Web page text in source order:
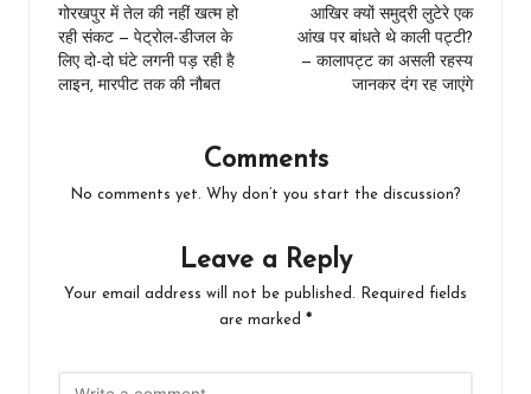
navigation
गोरखपुर में तेल की नहीं खत्म हो
रही संकट — पेट्रोल-डीजल के
लिए दो-दो घंटे लगनी पड़ रही है
लाइन, मारपीट तक की नौबत
आखिर क्यों समुद्री लुटेरे एक
आंख पर बांधते थे काली पट्टी?
— कालापट्ट का असली रहस्य
जानकर दंग रह जाएंगे
Comments
No comments yet. Why don’t you start the discussion?
Leave a Reply
Your email address will not be published.
Required fields
are marked *